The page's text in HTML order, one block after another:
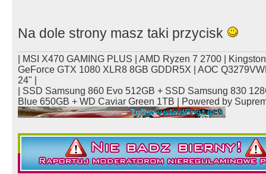
Na dole strony masz taki przycisk
| MSI X470 GAMING PLUS | AMD Ryzen 7 2700 |
GeForce GTX 1080 XLR8 8GB GDDR5X | AOC
24" |
| SSD Samsung 860 Evo 512GB + SSD Samsung 830
Blue 650GB + WD Caviar Green 1TB | Powered by